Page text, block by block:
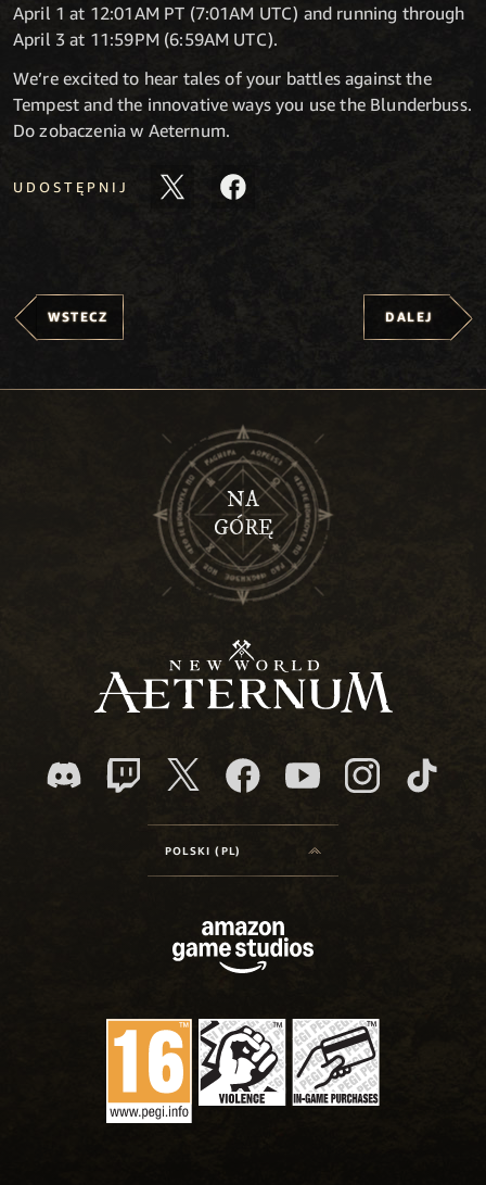
April 1 at 12:01AM PT (7:01AM UTC) and running through
April 3 at 11:59PM (6:59AM UTC).
We’re excited to hear tales of your battles against the
Tempest and the innovative ways you use the Blunderbuss.
Do zobaczenia w Aeternum.
UDOSTĘPNIJ
WSTECZ DALEJ
NA
GÓRĘ
POLSKI (PL)